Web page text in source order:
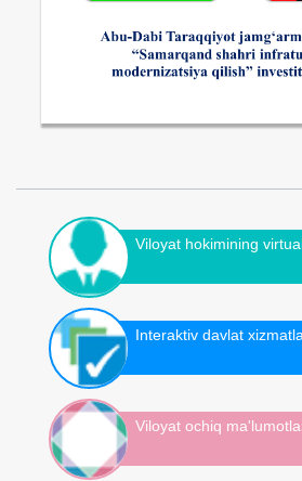
Viloyat hokimining
Interaktiv davlat
Viloyat ochiq